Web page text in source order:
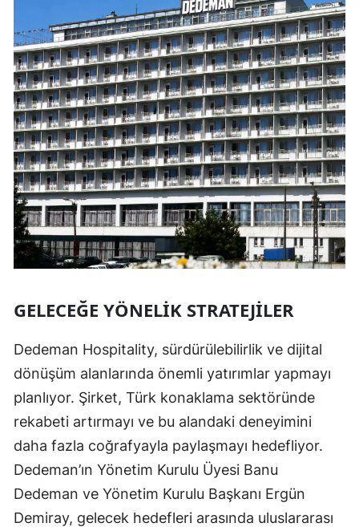
GELECEĞE YÖNELIK STRATEJILER
Dedeman Hospitality, sürdürülebilirlik ve dijital
dönüşüm alanlarında önemli yatırımlar yapmayı
planlıyor. Şirket, Türk konaklama sektöründe
rekabeti artırmayı ve bu alandaki deneyimini
daha fazla coğrafyayla paylaşmayı hedefliyor.
Dedeman’ın Yönetim Kurulu Üyesi Banu
Dedeman ve Yönetim Kurulu Başkanı Ergün
Demiray, gelecek hedefleri arasında uluslararası